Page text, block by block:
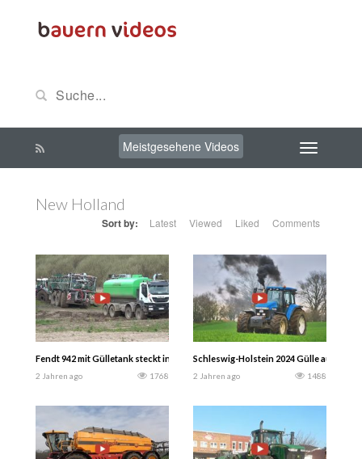
Meistgesehene Videos
New Holland
Sort by: Latest Viewed Liked Comments
Fendt 942 mit Gülletank steckt in Italien fest – Iveco-Truck muss alles geben……
2 Jahren ago 1768
Schleswig-Holstein 2024 Gülle
2 Jahren ago 1488